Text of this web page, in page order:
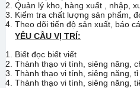
Quản lý kho, hàng xuất , nhập,
Kiểm tra chất lượng sản phẩm,
Theo dõi tiến độ sản xuất, báo
YÊU CẦU VỊ TRÍ:
Biết đọc biết viết
Thành thạo vi tính, siêng năng,
Thành thạo vi tính, siêng năng,
Thành thạo vi tính, siêng năng,